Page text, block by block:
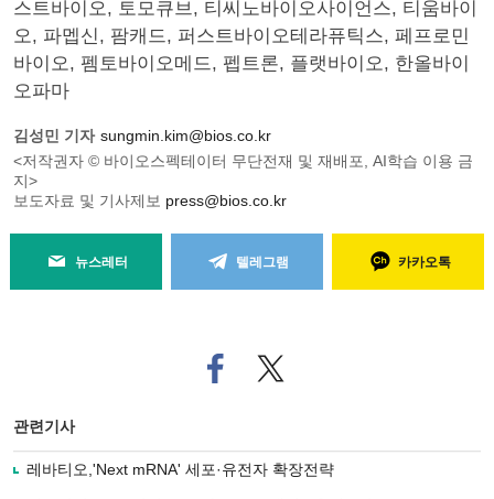
스트바이오, 토모큐브, 티씨노바이오사이언스, 티움바이
오, 파멥신, 팜캐드, 퍼스트바이오테라퓨틱스, 페프로민
바이오, 펨토바이오메드, 펩트론, 플랫바이오, 한올바이
오파마
김성민 기자 sungmin.kim@bios.co.kr
<저작권자 © 바이오스펙테이터 무단전재 및 재배포, AI학습 이용 금
지>
보도자료 및 기사제보 press@bios.co.kr
뉴스레터 텔레그램 카카오톡
페
이
로
기
트위
터로
관련기사
레바티오,'Next mRNA' 세포·유전자 확장전략